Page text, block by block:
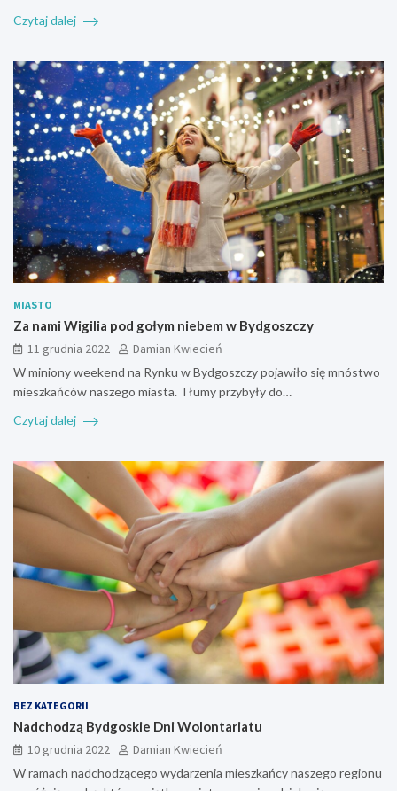
Czytaj dalej
MIASTO
Za nami Wigilia pod gołym niebem w Bydgoszczy
11 grudnia 2022
Damian Kwiecień
W miniony weekend na Rynku w Bydgoszczy pojawiło się mnóstwo
mieszkańców naszego miasta. Tłumy przybyły do…
Czytaj dalej
BEZ KATEGORII
Nadchodzą Bydgoskie Dni Wolontariatu
10 grudnia 2022
Damian Kwiecień
W ramach nadchodzącego wydarzenia mieszkańcy naszego regionu